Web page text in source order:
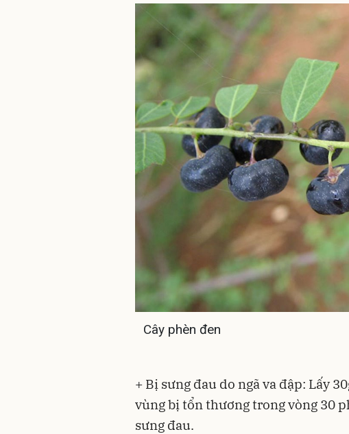
Cây phèn đen
+ Bị sưng đau do ngã va đập: Lấy
vùng bị tổn thương trong vòng 30
sưng đau.